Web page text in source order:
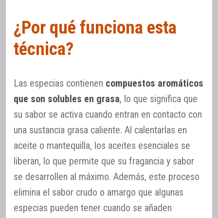
¿Por qué funciona esta
técnica?
Las especias contienen compuestos aromáticos
que son solubles en grasa, lo que significa que
su sabor se activa cuando entran en contacto con
una sustancia grasa caliente. Al calentarlas en
aceite o mantequilla, los aceites esenciales se
liberan, lo que permite que su fragancia y sabor
se desarrollen al máximo. Además, este proceso
elimina el sabor crudo o amargo que algunas
especias pueden tener cuando se añaden